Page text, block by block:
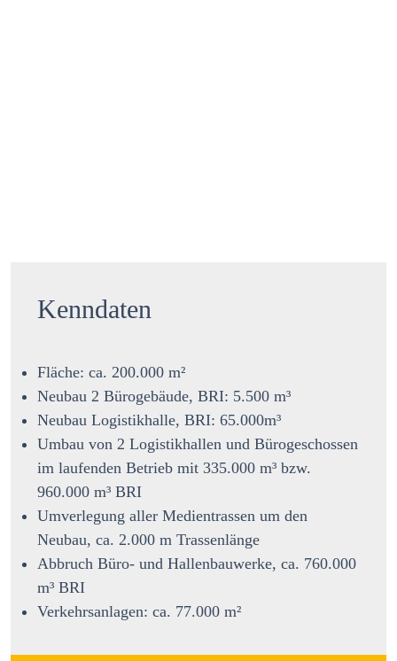
Kenndaten
Fläche: ca. 200.000 m²
Neubau 2 Bürogebäude, BRI: 5.500 m³
Neubau Logistikhalle, BRI: 65.000m³
Umbau von 2 Logistikhallen und Bürogeschossen
im laufenden Betrieb mit 335.000 m³ bzw.
960.000 m³ BRI
Umverlegung aller Medientrassen um den
Neubau, ca. 2.000 m Trassenlänge
Abbruch Büro- und Hallenbauwerke, ca. 760.000
m³ BRI
Verkehrsanlagen: ca. 77.000 m²